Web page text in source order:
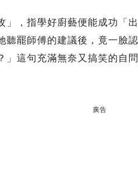
」，指學好廚藝便能成功「
聽罷師傅的建議後，竟一臉
」這句充滿無奈又搞笑的自
廣告